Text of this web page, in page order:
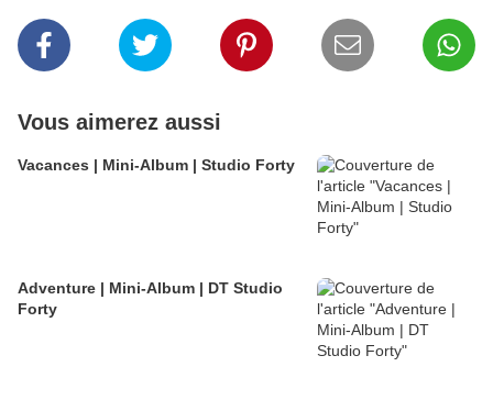
Vous aimerez aussi
Vacances | Mini-Album | Studio Forty
Adventure | Mini-Album | DT Studio
Forty